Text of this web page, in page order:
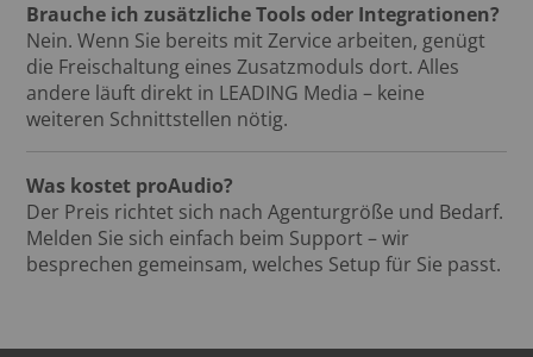
Brauche ich zusätzliche Tools oder Integrationen?
Nein. Wenn Sie bereits mit Zervice arbeiten, genügt
die Freischaltung eines Zusatzmoduls dort. Alles
andere läuft direkt in LEADING Media – keine
weiteren Schnittstellen nötig.
Was kostet proAudio?
Der Preis richtet sich nach Agenturgröße und Bedarf.
Melden Sie sich einfach beim Support – wir
besprechen gemeinsam, welches Setup für Sie passt.